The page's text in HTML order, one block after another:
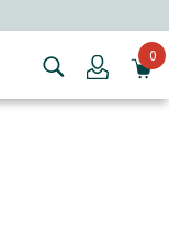
Login0